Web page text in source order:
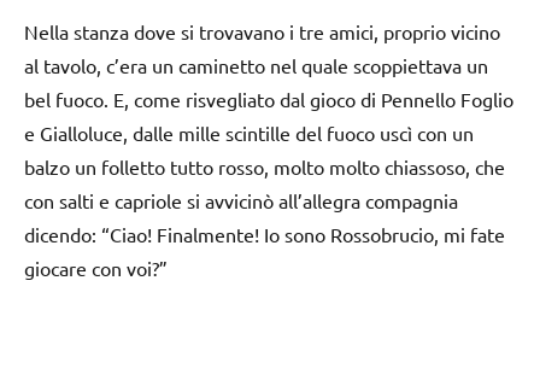
Nella stanza dove si trovavano i tre amici, proprio vicino
al tavolo, c’era un caminetto nel quale scoppiettava un
bel fuoco. E, come risvegliato dal gioco di Pennello Foglio
e Gialloluce, dalle mille scintille del fuoco uscì con un
balzo un folletto tutto rosso, molto molto chiassoso, che
con salti e capriole si avvicinò all’allegra compagnia
dicendo: “Ciao! Finalmente! Io sono Rossobrucio, mi fate
giocare con voi?”